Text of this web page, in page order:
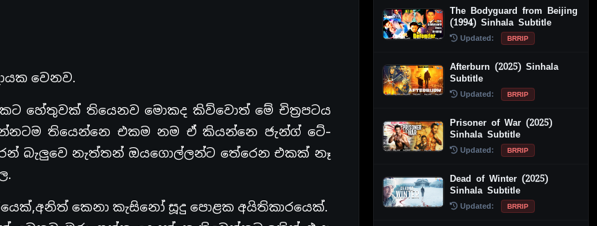
වෙනව.
හේතුවක් තියෙනව මොකද කිව්වොත් මේ චිත්‍රපටය
තියෙන්නෙ එකම නම ඒ කියන්නෙ ජැන්ග් ටේ-
බැලුවෙ නැත්තන් ඔයගොල්ලන්ට තේරෙන එකක් නෑ
කෙනා කැසිනෝ සූදු පොළක අයිතිකාරයෙක්.
The Bodyguard from Beijing
(1994) Sinhala Subtitle
Updated: BRRIP
Afterburn (2025) Sinhala
Subtitle
Updated: BRRIP
Prisoner of War (2025)
Sinhala Subtitle
Updated: BRRIP
Dead of Winter (2025)
Sinhala Subtitle
Updated: BRRIP